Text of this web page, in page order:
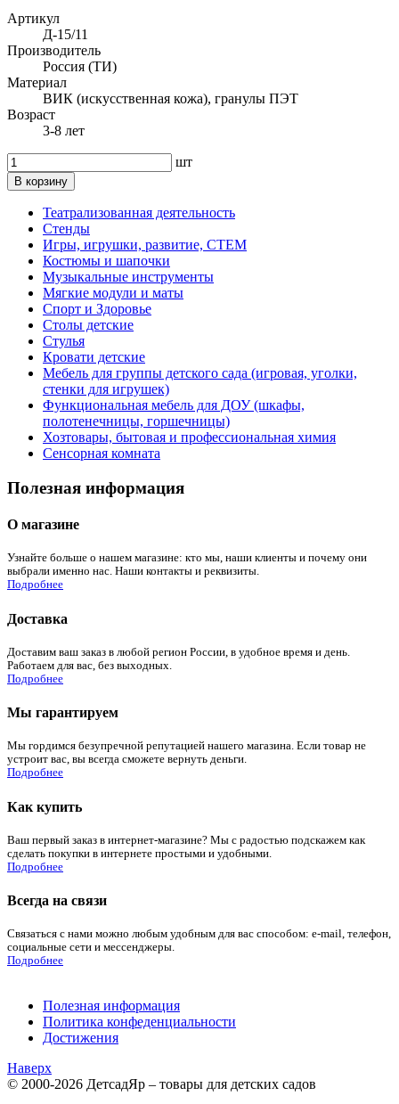
Артикул
Д-15/11
Производитель
Россия (ТИ)
Материал
ВИК (искусственная кожа), гранулы ПЭТ
Возраст
3-8 лет
шт
В корзину
Театрализованная деятельность
Стенды
Игры, игрушки, развитие, СТЕМ
Костюмы и шапочки
Музыкальные инструменты
Мягкие модули и маты
Спорт и Здоровье
Столы детские
Стулья
Кровати детские
Мебель для группы детского сада (игровая, уголки,
стенки для игрушек)
Функциональная мебель для ДОУ (шкафы,
полотенечницы, горшечницы)
Хозтовары, бытовая и профессиональная химия
Сенсорная комната
Полезная информация
О магазине
Узнайте больше о нашем магазине: кто мы, наши клиенты и почему они
выбрали именно нас. Наши контакты и реквизиты.
Подробнее
Доставка
Доставим ваш заказ в любой регион России, в удобное время и день.
Работаем для вас, без выходных.
Подробнее
Мы гарантируем
Мы гордимся безупречной репутацией нашего магазина. Если товар не
устроит вас, вы всегда сможете вернуть деньги.
Подробнее
Как купить
Ваш первый заказ в интернет-магазине? Мы с радостью подскажем как
сделать покупки в интернете простыми и удобными.
Подробнее
Всегда на связи
Связаться с нами можно любым удобным для вас способом: e-mail, телефон,
социальные сети и мессенджеры.
Подробнее
Полезная информация
Политика конфеденциальности
Достижения
Наверх
© 2000-2026 ДетсадЯр – товары для детских садов